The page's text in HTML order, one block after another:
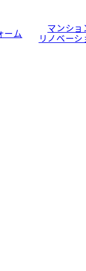
ーム
マンショ
リノベーシ